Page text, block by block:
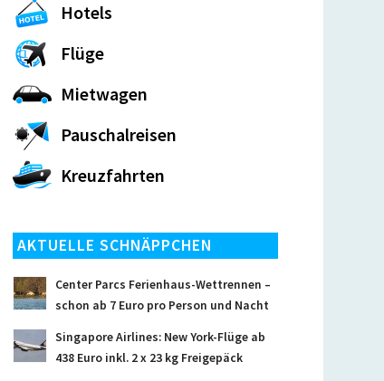
Hotels
Flüge
Mietwagen
Pauschalreisen
Kreuzfahrten
AKTUELLE SCHNÄPPCHEN
Center Parcs Ferienhaus-Wettrennen –
schon ab 7 Euro pro Person und Nacht
Singapore Airlines: New York-Flüge ab
438 Euro inkl. 2 x 23 kg Freigepäck